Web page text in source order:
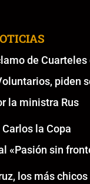
de Cuarteles
piden
la ministra Rus
la Copa
«Pasión sin
los más